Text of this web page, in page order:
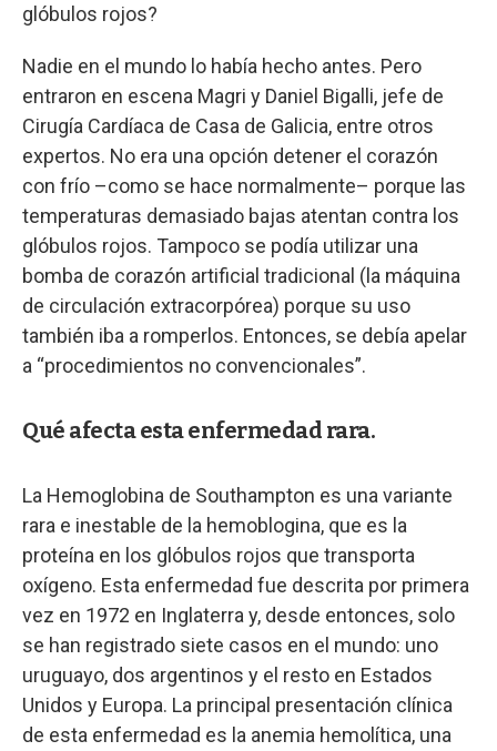
glóbulos rojos?
Nadie en el mundo lo había hecho antes. Pero
entraron en escena Magri y Daniel Bigalli, jefe de
Cirugía Cardíaca de Casa de Galicia, entre otros
expertos. No era una opción detener el corazón
con frío –como se hace normalmente– porque las
temperaturas demasiado bajas atentan contra los
glóbulos rojos. Tampoco se podía utilizar una
bomba de corazón artificial tradicional (la máquina
de circulación extracorpórea) porque su uso
también iba a romperlos. Entonces, se debía apelar
a “procedimientos no convencionales”.
Qué afecta esta enfermedad rara.
La Hemoglobina de Southampton es una variante
rara e inestable de la hemoblogina, que es la
proteína en los glóbulos rojos que transporta
oxígeno. Esta enfermedad fue descrita por primera
vez en 1972 en Inglaterra y, desde entonces, solo
se han registrado siete casos en el mundo: uno
uruguayo, dos argentinos y el resto en Estados
Unidos y Europa. La principal presentación clínica
de esta enfermedad es la anemia hemolítica, una